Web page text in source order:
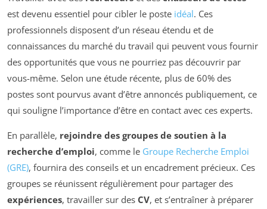
est devenu essentiel pour cibler le poste idéal. Ces
professionnels disposent d’un réseau étendu et de
connaissances du marché du travail qui peuvent vous fournir
des opportunités que vous ne pourriez pas découvrir par
vous-même. Selon une étude récente, plus de 60% des
postes sont pourvus avant d’être annoncés publiquement, ce
qui souligne l’importance d’être en contact avec ces experts.
En parallèle, rejoindre des groupes de soutien à la
recherche d’emploi, comme le Groupe Recherche Emploi
(GRE), fournira des conseils et un encadrement précieux. Ces
groupes se réunissent régulièrement pour partager des
expériences, travailler sur des CV, et s’entraîner à préparer